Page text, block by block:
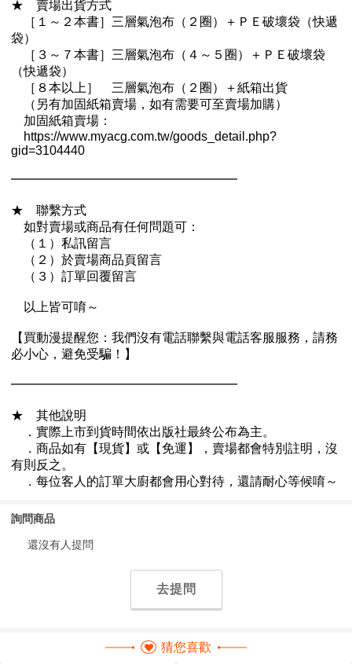
詢問商品
還沒有人提問
去提問
猜您喜歡